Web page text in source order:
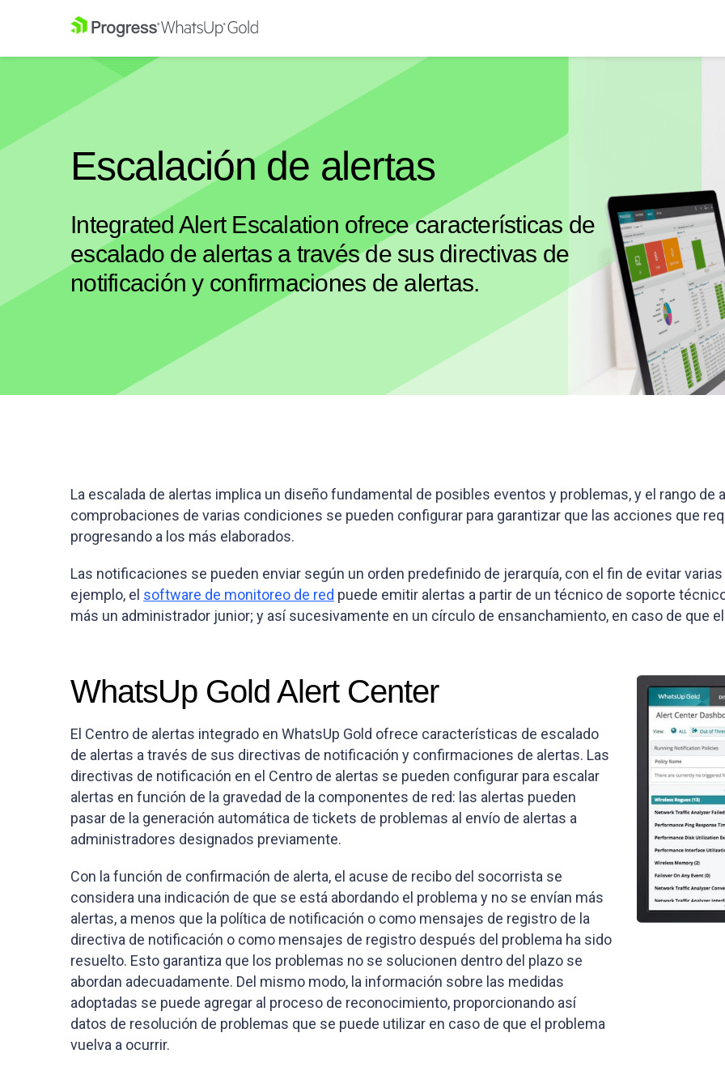
Escalación de alertas
Integrated Alert Escalation ofrece características de
escalado de alertas a través de sus directivas de
notificación y confirmaciones de alertas.
La escalada de alertas implica un diseño fundamental de posibles eventos y problemas, y el rango
comprobaciones de varias condiciones se pueden configurar para garantizar que las acciones que
progresando a los más elaborados.
Las notificaciones se pueden enviar según un orden predefinido de jerarquía, con el fin de evitar
ejemplo, el software de monitoreo de red puede emitir alertas a partir de un técnico de soporte
más un administrador junior; y así sucesivamente en un círculo de ensanchamiento, en caso de que
WhatsUp Gold Alert Center
El Centro de alertas integrado en WhatsUp Gold ofrece características de escalado
de alertas a través de sus directivas de notificación y confirmaciones de alertas. Las
directivas de notificación en el Centro de alertas se pueden configurar para escalar
alertas en función de la gravedad de la componentes de red: las alertas pueden
pasar de la generación automática de tickets de problemas al envío de alertas a
administradores designados previamente.
Con la función de confirmación de alerta, el acuse de recibo del socorrista se
considera una indicación de que se está abordando el problema y no se envían más
alertas, a menos que la política de notificación o como mensajes de registro de la
directiva de notificación o como mensajes de registro después del problema ha sido
resuelto. Esto garantiza que los problemas no se solucionen dentro del plazo se
abordan adecuadamente. Del mismo modo, la información sobre las medidas
adoptadas se puede agregar al proceso de reconocimiento, proporcionando así
datos de resolución de problemas que se puede utilizar en caso de que el problema
vuelva a ocurrir.